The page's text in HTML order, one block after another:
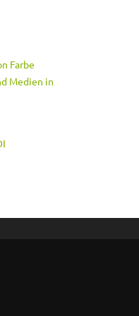
Farbe
Medien in